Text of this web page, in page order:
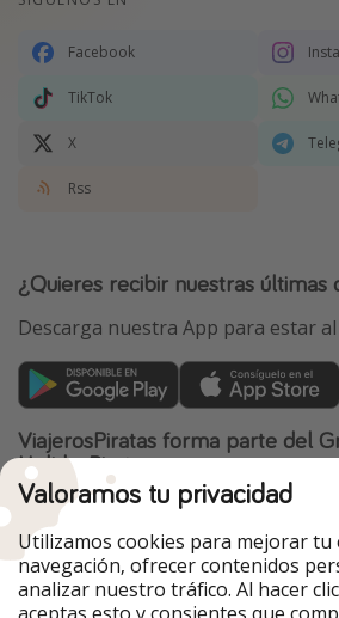
Facebook
TikTok
X
Rss
¿Quieres recibir nuestras últimas
Descarga nuestra App para estar
ViajerosPiratas forma parte del
HolidayPirates
Nuestros mercados
PiratinViaggio
VakantiePiraten
VoyagesPirates
Valoramos tu privacidad
Utilizamos cookies para mejorar tu
navegación, ofrecer contenidos
analizar nuestro tráfico. Al hacer